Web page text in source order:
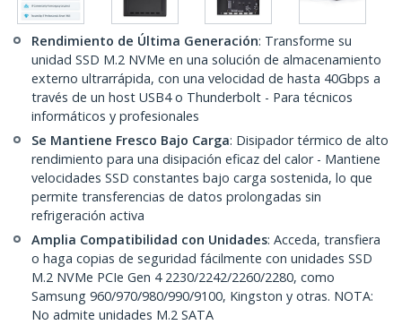
Rendimiento de Última Generación: Transforme su
unidad SSD M.2 NVMe en una solución de almacenamiento
externo ultrarrápida, con una velocidad de hasta 40Gbps a
través de un host USB4 o Thunderbolt - Para técnicos
informáticos y profesionales
Se Mantiene Fresco Bajo Carga: Disipador térmico de alto
rendimiento para una disipación eficaz del calor - Mantiene
velocidades SSD constantes bajo carga sostenida, lo que
permite transferencias de datos prolongadas sin
refrigeración activa
Amplia Compatibilidad con Unidades: Acceda, transfiera
o haga copias de seguridad fácilmente con unidades SSD
M.2 NVMe PCIe Gen 4 2230/2242/2260/2280, como
Samsung 960/970/980/990/9100, Kingston y otras. NOTA:
No admite unidades M.2 SATA